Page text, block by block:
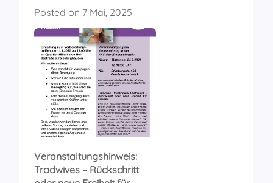
Posted on 7 Mai, 2025
Veranstaltungshinweis:
Tradwives – Rückschritt